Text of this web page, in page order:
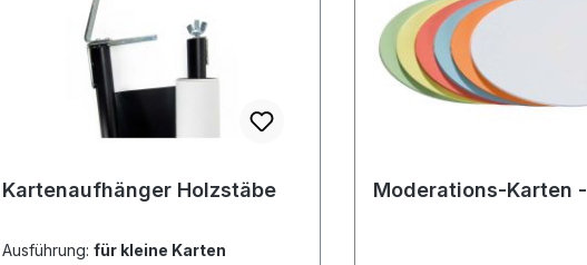
Kartenaufhänger Holzstäbe
Ausführung: für kleine Karten
Moderations-Karten